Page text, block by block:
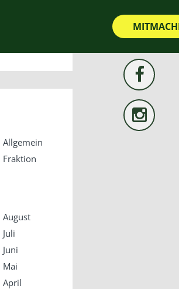
Allgemein
Fraktion
August
Juli
Juni
Mai
April